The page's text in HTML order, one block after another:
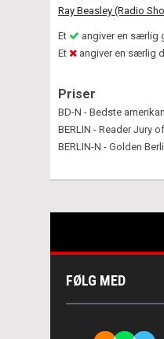
Ray Beasley (Radio
Et
angiver en særlig
Et
angiver en særlig
Priser
BD-N - Bedste
BERLIN - Reader Jury
BERLIN-N - Golden
FØLG MED